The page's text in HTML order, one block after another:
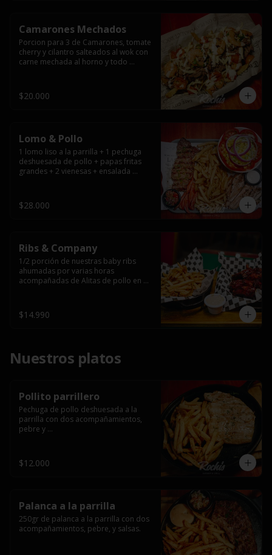
Camarones Mechados
Porcion para 3 de Camarones, tomate
cherry y cilantro salteados al wok con
carne mechada al horno y todo
casera.
$20.000
Lomo & Pollo
1 lomo liso a la parrilla + 1 pechuga
deshuesada de pollo + papas fritas
grandes + 2 vienesas + ensalada
$28.000
Ribs & Company
1/2 porción de nuestras baby ribs
ahumadas por varias horas
acompañadas de Alitas de pollo en
$14.990
Nuestros platos
Pollito parrillero
Pechuga de pollo deshuesada a la
parrilla con dos acompañamientos,
pebre y
$12.000
Palanca a la parrilla
250gr de palanca a la parrilla con dos
acompañamientos, pebre, y salsas.